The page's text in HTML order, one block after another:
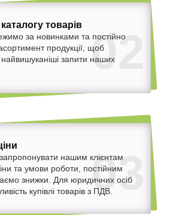
02
товарів
за новинками та постійно
продукції, щоб
запити наших
03
нашим клієнтам
та умови роботи, постійним
знижки. Для юридичних осіб
купівлі товарів з ПДВ.